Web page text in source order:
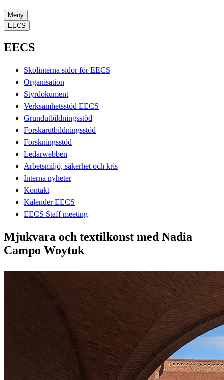
Meny
EECS
EECS
Skolinterna sidor för EECS
Organisation
Styrdokument
Verksamhetsstöd EECS
Grundutbildningsstöd
Forskarutbildningsstöd
Forskningsstöd
Ledarwebben
Arbetsmiljö, säkerhet och kris
Interna nyheter
Kontakt
Kalender EECS
EECS Staff meeting
Mjukvara och textilkonst med Nadia
Campo Woytuk